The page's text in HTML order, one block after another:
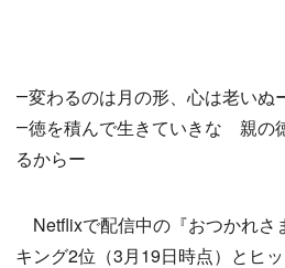
―変わるのは月の形、心は老いぬ
―徳を積んで生きていきな 親の
るからー
Netflixで配信中の『おつかれさ
キング2位（3月19日時点）とヒッ